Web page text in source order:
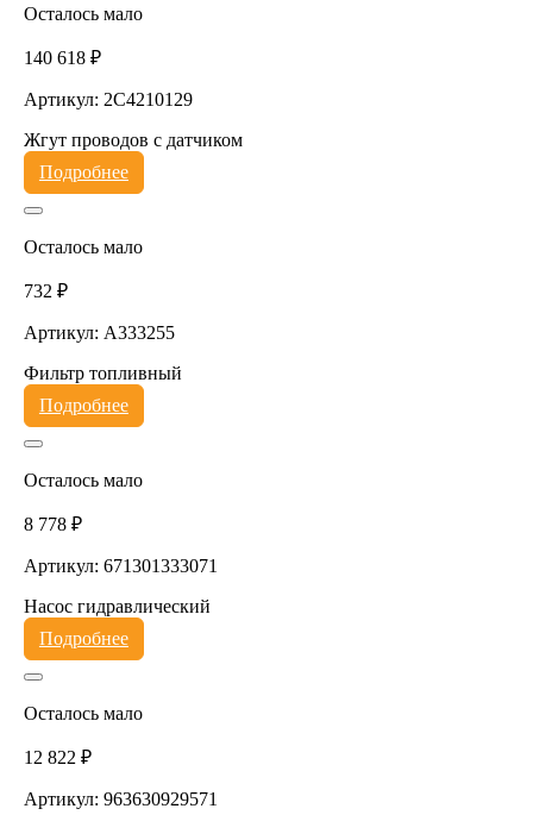
Осталось мало
140 618 ₽
Артикул: 2C4210129
Жгут проводов с датчиком
Подробнее
Осталось мало
732 ₽
Артикул: A333255
Фильтр топливный
Подробнее
Осталось мало
8 778 ₽
Артикул: 671301333071
Насос гидравлический
Подробнее
Осталось мало
12 822 ₽
Артикул: 963630929571